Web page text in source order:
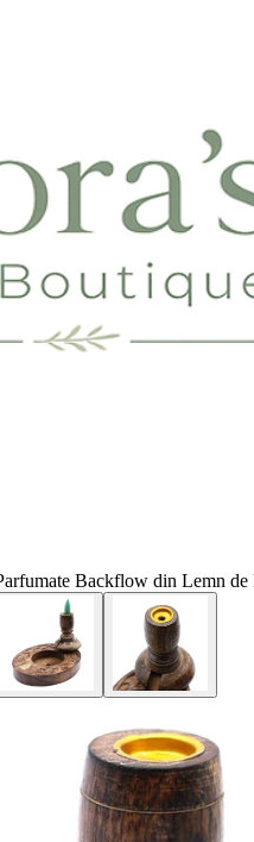
Backflow din Lemn de